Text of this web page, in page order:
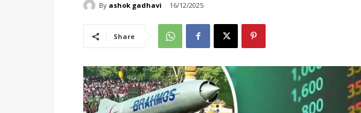
By ashok gadhavi 16/12/2025
Share